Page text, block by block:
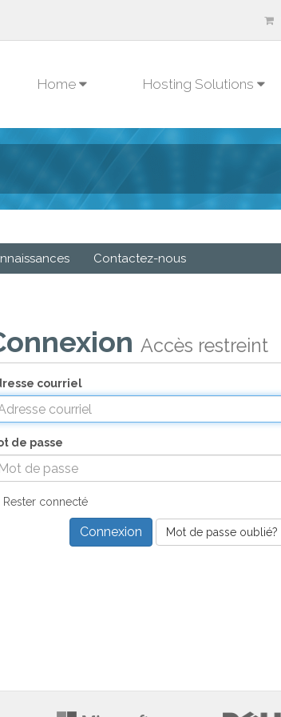
Home Hosting Solutions
Contactez-nous
Accès restreint
courriel
de passe
Rester connecté
Mot de passe oublié?